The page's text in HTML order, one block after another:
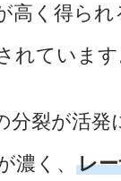
高く得ら
れていま
分裂が活
濃く、 レ